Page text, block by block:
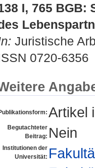
I, 765
Juristische
0720-6356
Artikel
Begutachteter
Beitrag: Nein
Institutionen der
Universität: